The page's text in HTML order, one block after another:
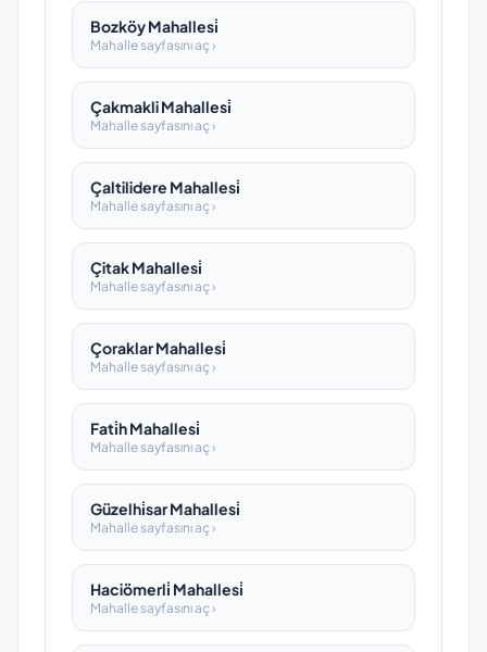
Bozköy Mahallesi̇
Mahalle sayfasını aç ›
Çakmakli Mahallesi̇
Mahalle sayfasını aç ›
Çaltilidere Mahallesi̇
Mahalle sayfasını aç ›
Çitak Mahallesi̇
Mahalle sayfasını aç ›
Çoraklar Mahallesi̇
Mahalle sayfasını aç ›
Fati̇h Mahallesi̇
Mahalle sayfasını aç ›
Güzelhi̇sar Mahallesi̇
Mahalle sayfasını aç ›
Haciömerli̇ Mahallesi̇
Mahalle sayfasını aç ›